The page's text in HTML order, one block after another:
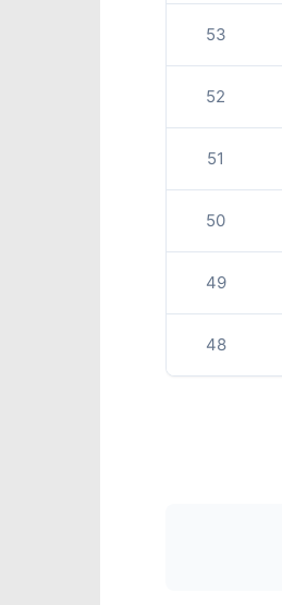
53
52
51
50
49
48